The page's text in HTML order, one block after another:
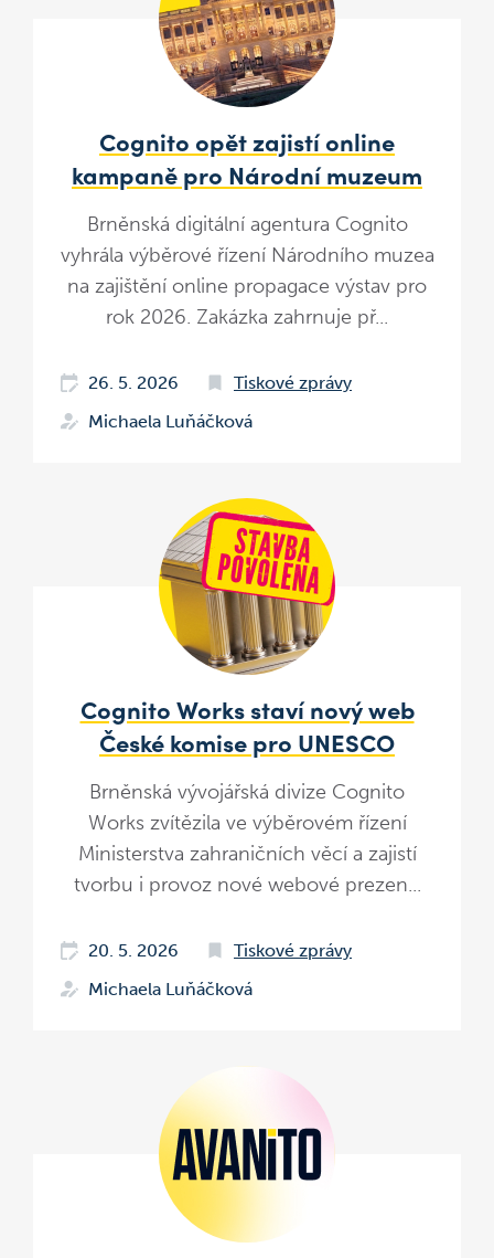
Cognito opět zajistí online
kampaně pro Národní muzeum
Brněnská digitální agentura Cognito
vyhrála výběrové řízení Národního muzea
na zajištění online propagace výstav pro
rok 2026. Zakázka zahrnuje př...
26. 5. 2026
Tiskové zprávy
Michaela Luňáčková
Cognito Works staví nový web
České komise pro UNESCO
Brněnská vývojářská divize Cognito
Works zvítězila ve výběrovém řízení
Ministerstva zahraničních věcí a zajistí
tvorbu i provoz nové webové prezen...
20. 5. 2026
Tiskové zprávy
Michaela Luňáčková